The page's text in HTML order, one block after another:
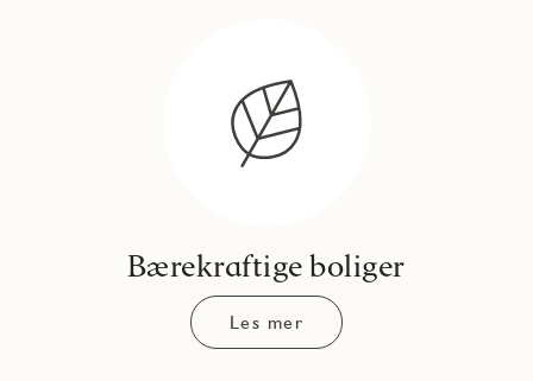
Bærekraftige boliger
Les mer